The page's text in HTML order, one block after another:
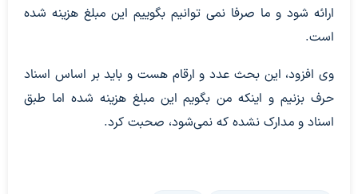
ارائه شود و ما صرفا نمی توانیم بگوییم این مبلغ هزینه شده
است.
وی افزود، این بحث عدد و ارقام هست و باید بر اساس اسناد
حرف بزنیم و اینکه من بگویم این مبلغ هزینه شده اما طبق
اسناد و مدارک نشده که نمی‌شود، صحبت کرد.